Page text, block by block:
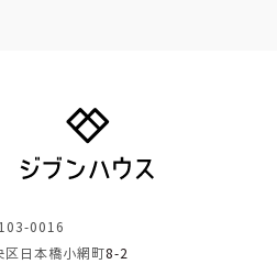
103-0016
区日本橋小網町8-2